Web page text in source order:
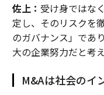
佐上： 受け身ではな
定し、そのリスクを
のガバナンス」であ
大の企業努力だと考
M&Aは社会のイ